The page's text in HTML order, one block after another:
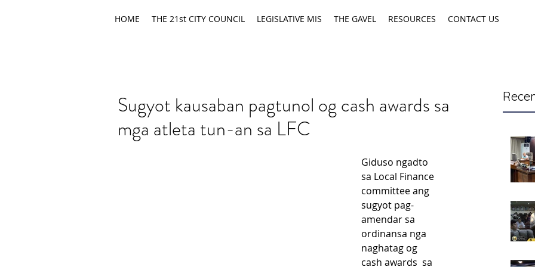
HOME THE 21st CITY COUNCIL LEGISLATIVE MIS THE GAVEL RESOURCES CONTACT US
Sugyot kausaban pagtunol og cash awards sa
mga atleta tun-an sa LFC
Giduso ngadto
sa Local Finance
committee ang
sugyot pag-
amendar sa
ordinansa nga
naghatag og
cash awards  sa